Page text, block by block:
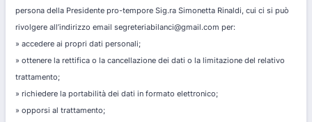
persona della Presidente pro-tempore Sig.ra Simonetta Rinaldi, cui ci si può
rivolgere all’indirizzo email segreteriabilanci@gmail.com per:
» accedere ai propri dati personali;
» ottenere la rettifica o la cancellazione dei dati o la limitazione del relativo
trattamento;
» richiedere la portabilità dei dati in formato elettronico;
» opporsi al trattamento;